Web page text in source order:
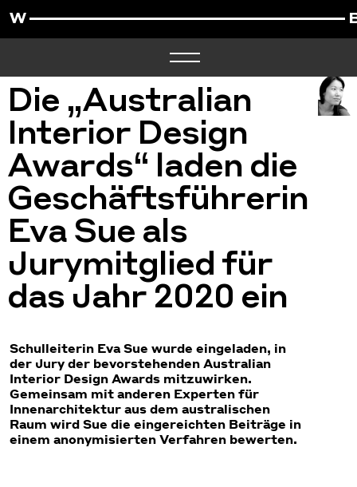
Die „Australian
Interior Design
Awards“ laden die
Geschäftsführerin
Eva Sue als
Jurymitglied für
das Jahr 2020 ein
Schulleiterin Eva Sue wurde eingeladen, in
der Jury der bevorstehenden Australian
Interior Design Awards mitzuwirken.
Gemeinsam mit anderen Experten für
Innenarchitektur aus dem australischen
Raum wird Sue die eingereichten Beiträge in
einem anonymisierten Verfahren bewerten.